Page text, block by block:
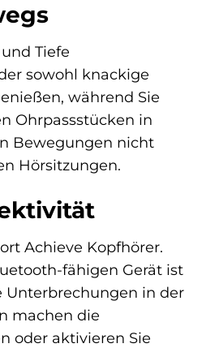
Tiefe
sowohl knackige
während Sie
Ohrpassstücken in
Bewegungen nicht
Hörsitzungen.
Achieve Kopfhörer.
fähigen Gerät ist
Unterbrechungen in der
machen die
oder aktivieren Sie